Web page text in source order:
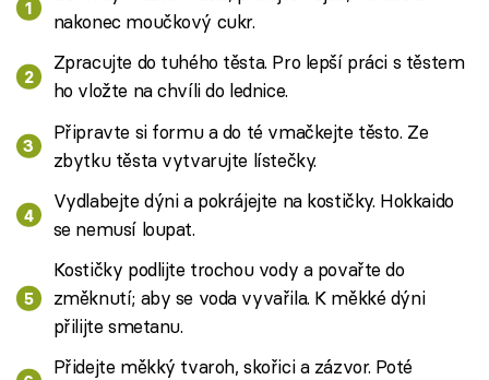
nakonec moučkový cukr.
Zpracujte do tuhého těsta. Pro lepší práci s těstem
ho vložte na chvíli do lednice.
Připravte si formu a do té vmačkejte těsto. Ze
zbytku těsta vytvarujte lístečky.
Vydlabejte dýni a pokrájejte na kostičky. Hokkaido
se nemusí loupat.
Kostičky podlijte trochou vody a povařte do
změknutí; aby se voda vyvařila. K měkké dýni
přilijte smetanu.
Přidejte měkký tvaroh, skořici a zázvor. Poté